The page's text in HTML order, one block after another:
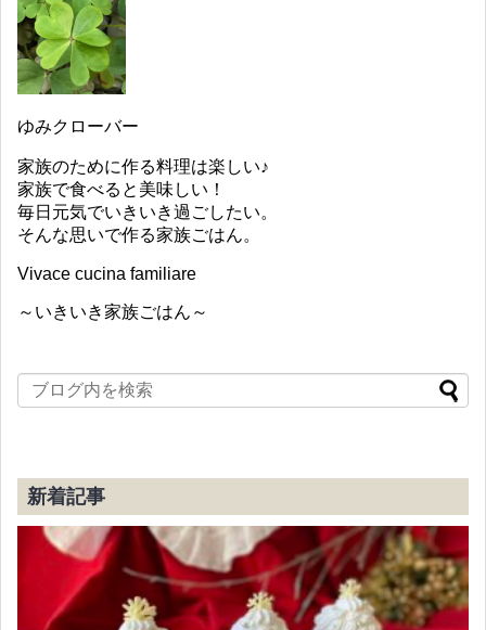
ゆみクローバー
家族のために作る料理は楽しい♪
家族で食べると美味しい！
毎日元気でいきいき過ごしたい。
そんな思いで作る家族ごはん。
Vivace cucina familiare
～いきいき家族ごはん～
新着記事